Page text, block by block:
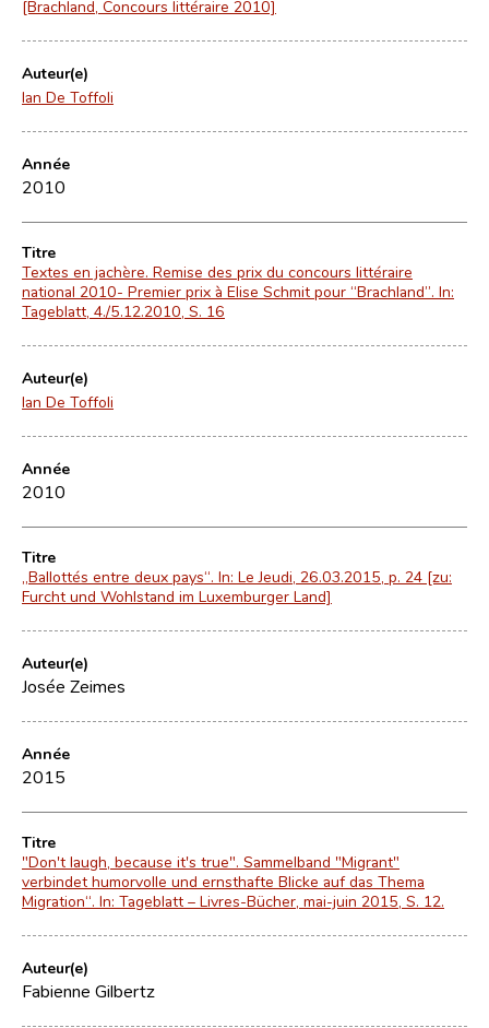
[Brachland, Concours littéraire 2010]
Auteur(e)
Ian De Toffoli
Année
2010
Titre
Textes en jachère. Remise des prix du concours littéraire
national 2010- Premier prix à Elise Schmit pour “Brachland”. In:
Tageblatt, 4./5.12.2010, S. 16
Auteur(e)
Ian De Toffoli
Année
2010
Titre
„Ballottés entre deux pays“. In: Le Jeudi, 26.03.2015, p. 24 [zu:
Furcht und Wohlstand im Luxemburger Land]
Auteur(e)
Josée Zeimes
Année
2015
Titre
"Don't laugh, because it's true". Sammelband "Migrant"
verbindet humorvolle und ernsthafte Blicke auf das Thema
Migration“. In: Tageblatt – Livres-Bücher, mai-juin 2015, S. 12.
Auteur(e)
Fabienne Gilbertz